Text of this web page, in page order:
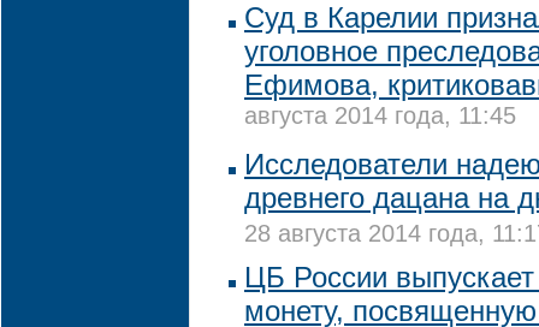
Суд в Карелии
уголовное
Ефимова,
августа 2014 года, 11:45
Исследователи
древнего дацана на
28 августа 2014 года,
ЦБ России
монету,